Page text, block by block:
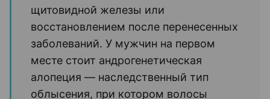
щитовидной железы или
восстановлением после перенесенных
заболеваний. У мужчин на первом
месте стоит андрогенетическая
алопеция — наследственный тип
облысения, при котором волосы